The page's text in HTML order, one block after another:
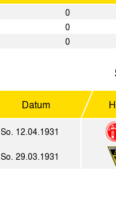
0
0
0
Datum
So. 12.04.1931
So. 29.03.1931